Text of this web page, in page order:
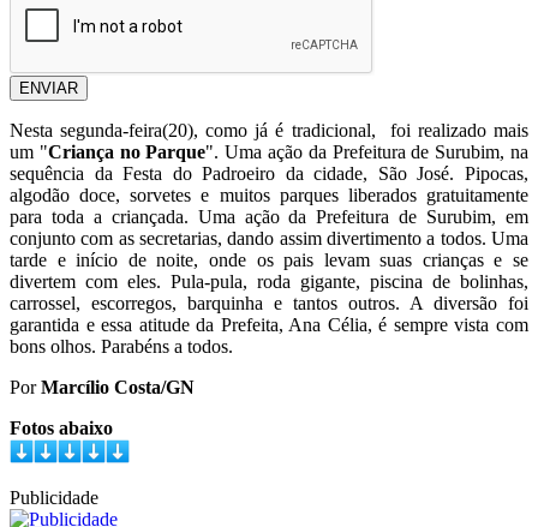
ENVIAR
Nesta segunda-feira(20), como já é tradicional, foi realizado mais
um "Criança no Parque". Uma ação da Prefeitura de Surubim, na
sequência da Festa do Padroeiro da cidade, São José. Pipocas,
algodão doce, sorvetes e muitos parques liberados gratuitamente
para toda a criançada. Uma ação da Prefeitura de Surubim, em
conjunto com as secretarias, dando assim divertimento a todos. Uma
tarde e início de noite, onde os pais levam suas crianças e se
divertem com eles. Pula-pula, roda gigante, piscina de bolinhas,
carrossel, escorregos, barquinha e tantos outros. A diversão foi
garantida e essa atitude da Prefeita, Ana Célia, é sempre vista com
bons olhos. Parabéns a todos.
PorMarcílio Costa/GN
Fotos abaixo
Publicidade